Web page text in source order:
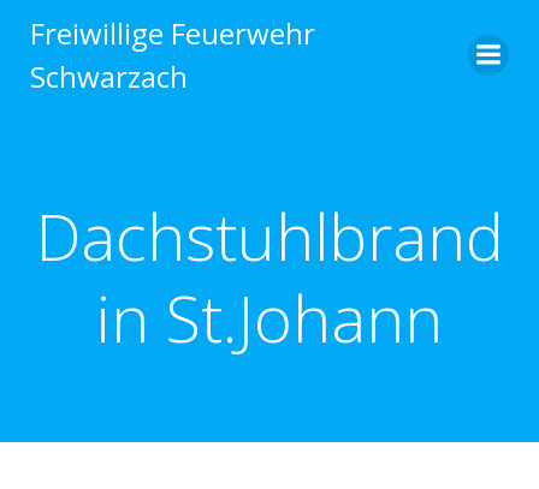
Inhalt
Freiwillige Feuerwehr
Schwarzach
Dachstuhlbrand
in St.Johann